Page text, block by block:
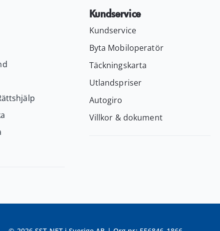
Kundservice
Kundservice
Byta Mobiloperatör
Täckningskarta
Utlandspriser
Autogiro
Villkor & dokument